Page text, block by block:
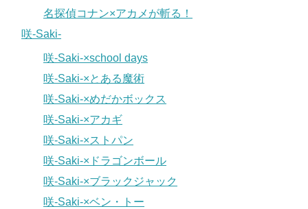
名探偵コナン×アカメが斬る！
咲-Saki-
咲-Saki-×school days
咲-Saki-×とある魔術
咲-Saki-×めだかボックス
咲-Saki-×アカギ
咲-Saki-×ストパン
咲-Saki-×ドラゴンボール
咲-Saki-×ブラックジャック
咲-Saki-×ベン・トー